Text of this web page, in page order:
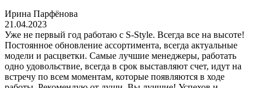
Ирина Парфёнова
21.04.2023
Уже не первый год работаю с S-Style. Всегда все на высоте!
Постоянное обновление ассортимента, всегда актуальные
модели и расцветки. Самые лучшие менеджеры, работать
одно удовольствие, всегда в срок выставляют счет, идут на
встречу по всем моментам, которые появляются в ходе